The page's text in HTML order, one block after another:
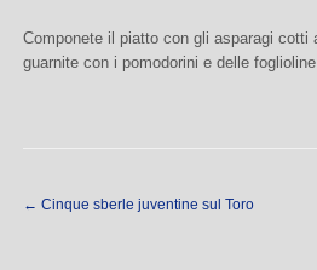
Componete il piatto con gli asparagi
guarnite con i pomodorini e delle
← Cinque sberle juventine sul Toro